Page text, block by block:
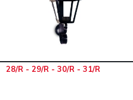
28/R - 29/R - 30/R - 31/R